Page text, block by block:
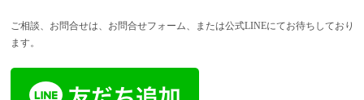
ご相談、お問合せは、お問合せフォーム、または公式LINEにてお待ちしており
ます。